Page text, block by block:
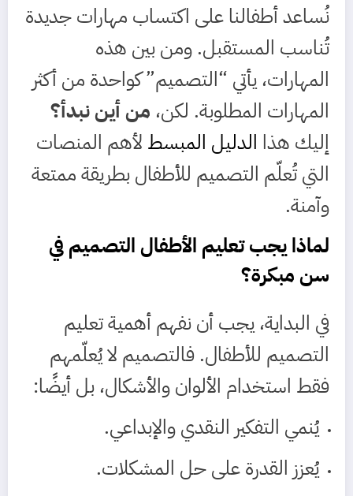
نُساعد أطفالنا على اكتساب مهارات جديدة
تُناسب المستقبل. ومن بين هذه
المهارات، يأتي “التصميم” كواحدة من أكثر
المهارات المطلوبة. لكن، من أين نبدأ؟
إليك هذا الدليل المبسط لأهم المنصات
التي تُعلّم التصميم للأطفال بطريقة ممتعة
وآمنة.
لماذا يجب تعليم الأطفال التصميم في
سن مبكرة؟
في البداية، يجب أن نفهم أهمية تعليم
التصميم للأطفال. فالتصميم لا يُعلّمهم
فقط استخدام الألوان والأشكال، بل أيضًا:
يُنمي التفكير النقدي والإبداعي.
يُعزز القدرة على حل المشكلات.